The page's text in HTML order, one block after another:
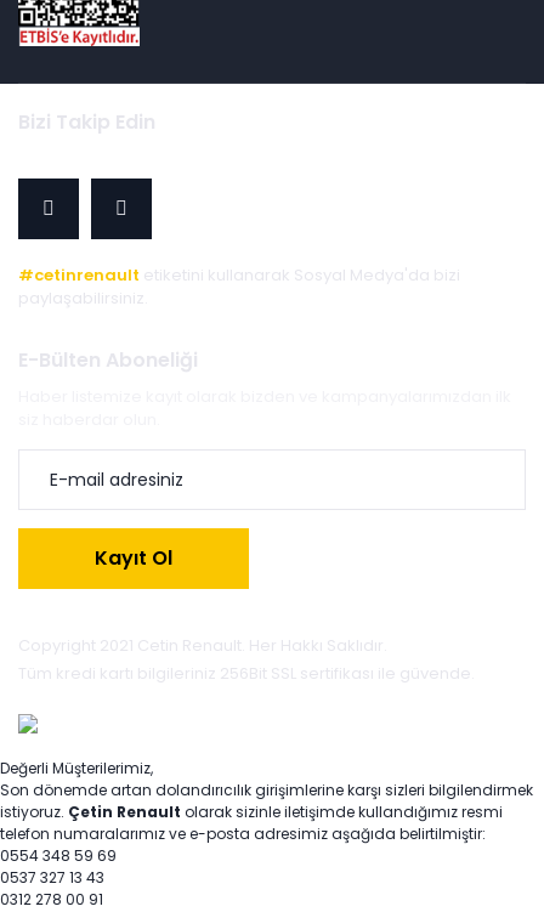
Bizi Takip Edin
#cetinrenault etiketini kullanarak Sosyal Medya'da bizi
paylaşabilirsiniz.
E-Bülten Aboneliği
Kayıt Ol
Copyright 2021 Cetin Renault. Her Hakkı Saklıdır.
Tüm kredi kartı bilgileriniz 256Bit SSL sertifikası ile güvende.
Değerli Müşterilerimiz,
Son dönemde artan dolandırıcılık girişimlerine karşı sizleri bilgilendirmek
istiyoruz. Çetin Renault olarak sizinle iletişimde kullandığımız resmi
telefon numaralarımız ve e-posta adresimiz aşağıda belirtilmiştir:
0554 348 59 69
0537 327 13 43
0312 278 00 91